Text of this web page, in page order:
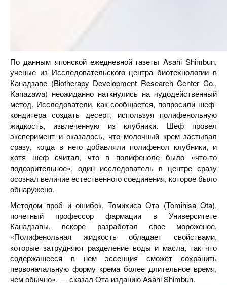
По данным японской ежедневной газеты Asahi Shimbun,
ученые из Исследовательского центра биотехнологии в
Канадзаве (Biotherapy Development Research Center Co.,
Kanazawa) неожиданно наткнулись на чудодейственный
метод. Исследователи, как сообщается, попросили шеф-
кондитера создать десерт, используя полифенольную
жидкость, извлеченную из клубники. Шеф провел
эксперимент и оказалось, что молочный крем застывал
сразу, когда в него добавляли полифенол клубники, и
хотя шеф считал, что в полифеноле было «что-то
подозрительное», один исследователь в центре сразу
осознал величие естественного соединения, которое было
обнаружено.
Методом проб и ошибок, Томихиса Ота (Tomihisa Ota),
почетный профессор фармации в Университете
Канадзавы, вскоре разработал свое мороженое.
«Полифенольная жидкость обладает свойствами,
которые затрудняют разделение воды и масла, так что
содержащееся в нем эссенция сможет сохранить
первоначальную форму крема более длительное время,
чем обычно», — сказал Ота изданию Asahi Shimbun.